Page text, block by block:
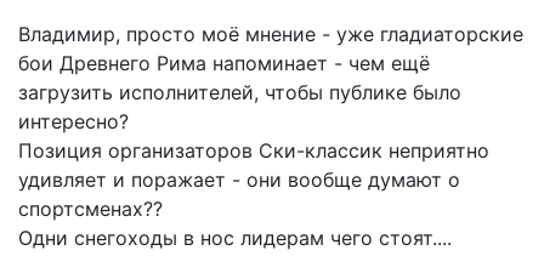
Владимир, просто моё мнение - уже гладиаторские
бои Древнего Рима напоминает - чем ещё
загрузить исполнителей, чтобы публике было
интересно?
Позиция организаторов Ски-классик неприятно
удивляет и поражает - они вообще думают о
спортсменах??
Одни снегоходы в нос лидерам чего стоят....